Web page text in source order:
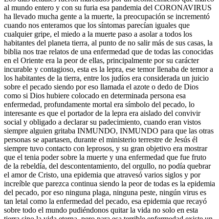
al mundo entero y con su furia esa pandemia del CORONAVIRUS
ha llevado mucha gente a la muerte, la preocupación se incrementó
cuando nos enteramos que los síntomas parecían iguales que
cualquier gripe, el miedo a la muerte paso a asolar a todos los
habitantes del planeta tierra, al punto de no salir más de sus casas, la
biblia nos trae relatos de una enfermedad que de todas las conocidas
en el Oriente era la peor de ellas, principalmente por su carácter
incurable y contagioso, esta es la lepra, ese temor llenaba de temor a
los habitantes de la tierra, entre los judíos era considerada un juicio
sobre el pecado siendo por eso llamada el azote o dedo de Dios
como si Dios hubiere colocado en determinada persona esa
enfermedad, profundamente mortal era símbolo del pecado, lo
interesante es que el portador de la lepra era aislado del convivir
social y obligado a declarar su padecimiento, cuando eran vistos
siempre alguien gritaba INMUNDO, INMUNDO para que las otras
personas se apartasen, durante el ministerio terrestre de Jesús él
siempre tuvo contacto con leprosos, y su gran objetivo era mostrar
que el tenia poder sobre la muerte y una enfermedad que fue fruto
de la rebeldía, del descontentamiento, del orgullo, no podía quebrar
el amor de Cristo, una epidemia que atravesó varios siglos y por
increíble que parezca continua siendo la peor de todas es la epidemia
del pecado, por eso ninguna plaga, ninguna peste, ningún virus es
tan letal como la enfermedad del pecado, esa epidemia que recayó
sobre todo el mundo pudiéndonos quitar la vida no solo en esta